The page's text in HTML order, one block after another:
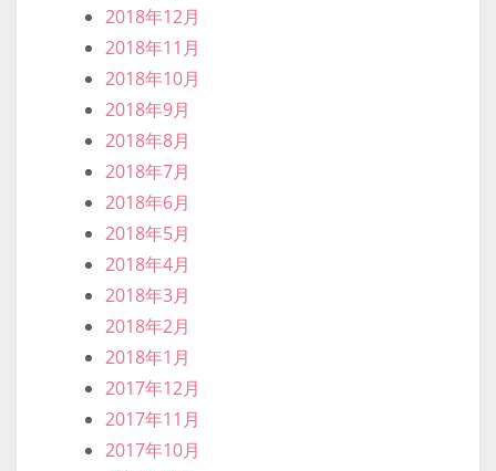
2018年12月
2018年11月
2018年10月
2018年9月
2018年8月
2018年7月
2018年6月
2018年5月
2018年4月
2018年3月
2018年2月
2018年1月
2017年12月
2017年11月
2017年10月